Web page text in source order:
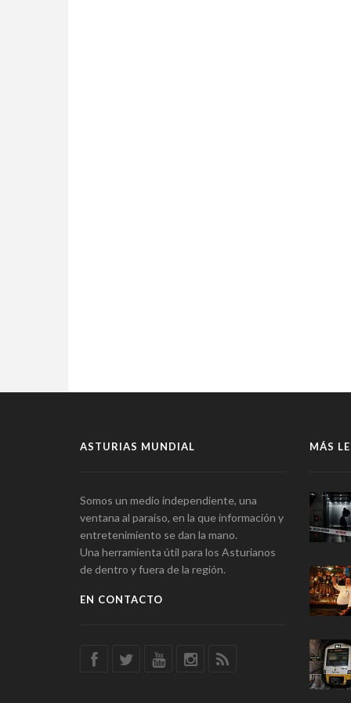
ASTURIAS MUNDIAL
Somos un medio independiente, una
ventana al paraíso, en la que información y
entretenimiento se dan la mano.
Una herramienta útil para los Asturianos
de dentro y fuera de la región.
EN CONTACTO
MÁS